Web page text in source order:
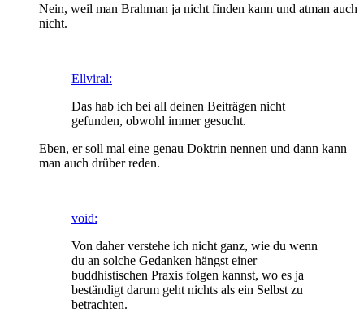
Nein, weil man Brahman ja nicht finden kann und atman auch
nicht.
Ellviral:
Das hab ich bei all deinen Beiträgen nicht
gefunden, obwohl immer gesucht.
Eben, er soll mal eine genau Doktrin nennen und dann kann
man auch drüber reden.
void:
Von daher verstehe ich nicht ganz, wie du wenn
du an solche Gedanken hängst einer
buddhistischen Praxis folgen kannst, wo es ja
beständigt darum geht nichts als ein Selbst zu
betrachten.